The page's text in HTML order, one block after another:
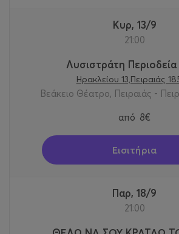
Κυρ, 13/9
21:00
Λυσιστράτη
Ηρακλείου 13,Πειραιάς
Βεάκειο Θέατρο, Πειραιάς -
από 8€
Εισιτήρια
Παρ, 18/9
21:00